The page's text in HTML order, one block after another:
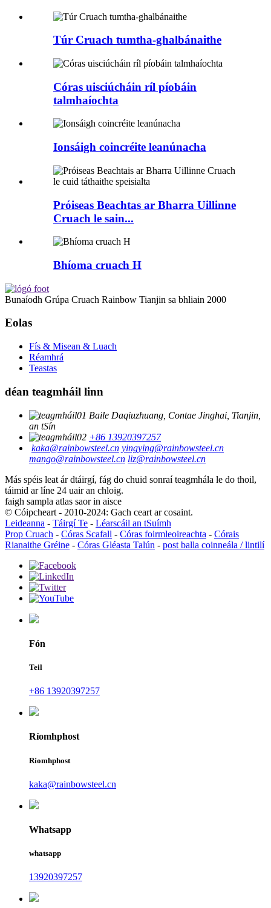
Túr Cruach tumtha-ghalbánaithe
Córas uisciúcháin ríl píobáin
talmhaíochta
Ionsáigh coincréite leanúnacha
Próiseas Beachtas ar Bharra Uillinne
Cruach le sain...
Bhíoma cruach H
Bunaíodh Grúpa Cruach Rainbow Tianjin sa bhliain 2000
Eolas
Fís & Misean & Luach
Réamhrá
Teastas
déan teagmháil linn
Baile Daqiuzhuang, Contae Jinghai, Tianjin,
an tSín
+86 13920397257
kaka@rainbowsteel.cn yingying@rainbowsteel.cn
mango@rainbowsteel.cn liz@rainbowsteel.cn
Más spéis leat ár dtáirgí, fág do chuid sonraí teagmhála le do thoil,
táimid ar líne 24 uair an chloig.
faigh sampla atlas saor in aisce
© Cóipcheart - 2010-2024: Gach ceart ar cosaint.
Leideanna - Táirgí Te - Léarscáil an tSuímh
Prop Cruach - Córas Scafall - Córas foirmleoireachta - Córais
Rianaithe Gréine - Córas Gléasta Talún - post balla coinneála / lintilí
Fón
Teil
+86 13920397257
Ríomhphost
Ríomhphost
kaka@rainbowsteel.cn
Whatsapp
whatsapp
13920397257